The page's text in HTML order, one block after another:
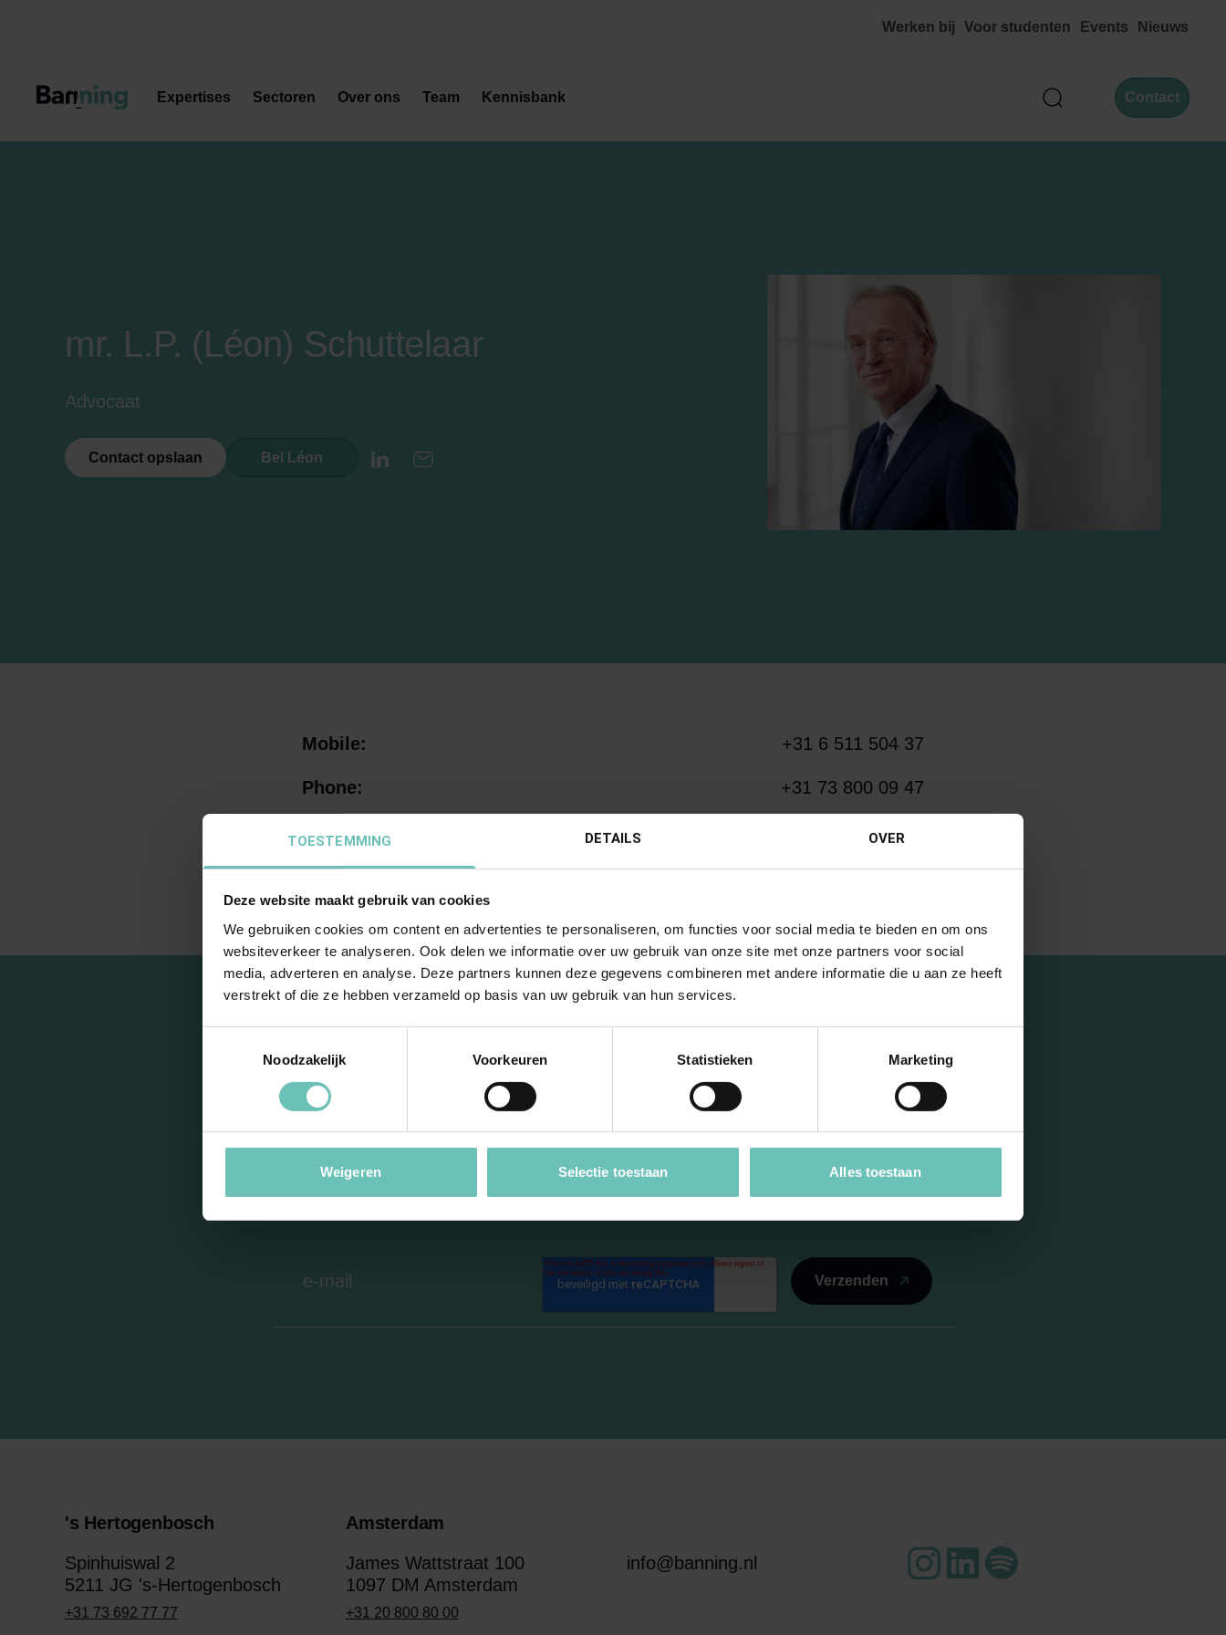
TOESTEMMING DETAILS OVER
Deze website maakt gebruik van cookies
We gebruiken cookies om content en advertenties te personaliseren, om functies voor social media te bieden en om ons
websiteverkeer te analyseren. Ook delen we informatie over uw gebruik van onze site met onze partners voor social
media, adverteren en analyse. Deze partners kunnen deze gegevens combineren met andere informatie die u aan ze heeft
verstrekt of die ze hebben verzameld op basis van uw gebruik van hun services.
Noodzakelijk
Voorkeuren Statistieken Marketing
Weigeren Selectie toestaan Alles toestaan
Werken bij Voor studenten Events Nieuws
Zoek Contact
Expertises Sectoren Over ons Team Kennisbank
mr. L.P. (Léon) Schuttelaar
Advocaat
Contact opslaan Bel Léon
LinkedInE-mail
Mobile: +31 6 511 504 37
Phone: +31 73 800 09 47
Email: l.schuttelaar@banning.nl
LinkedIn: Bekijk profiel
Blijf op de hoogte met onze
nieuwsbrief
's Hertogenbosch
Spinhuiswal 2
5211 JG 's-Hertogenbosch
+31 73 692 77 77
Amsterdam
James Wattstraat 100
1097 DM Amsterdam
+31 20 800 80 00
info@banning.nl